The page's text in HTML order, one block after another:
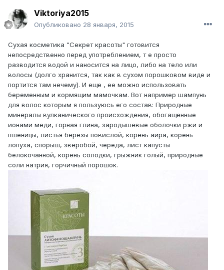
Viktoriya2015
Опубликовано 28 января, 2015
Сухая косметика "Секрет красоты" готовится
непосредственно перед употреблением, т е просто
разводится водой и наносится на лицо, либо на тело или
волосы (долго хранится, так как в сухом порошковом виде и
портится там нечему). И еще , ее можно использовать
беременным и кормящим мамочкам. Вот например шампунь
для волос которым я пользуюсь его состав: Природные
минералы вулканического происхождения, обогащенные
ионами меди, горная глина, зародышевые оболочки ржи и
пшеницы, листья берёзы повислой, корень аира, корень
лопуха, спорыш, зверобой, череда, лист капусты
белокочанной, корень солодки, грыжник голый, природные
соли натрия, горчичный порошок.